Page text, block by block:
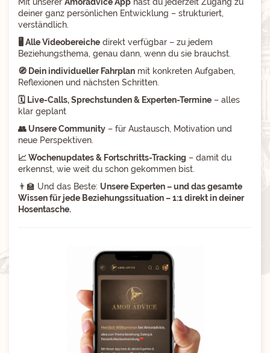
deiner ganz persönlichen Entwicklung – strukturiert,
verständlich.
🖥️ Alle Videobereiche direkt verfügbar – zu jedem
Beziehungsthema, genau dann, wenn du sie brauchst.
🧭 Dein individueller Fahrplan mit konkreten Aufgaben,
Reflexionen und nächsten Schritten.
🗓️ Live-Calls, Sprechstunden & Experten-Termine – alles
klar geplant
👥 Unsere Community – für Austausch, Motivation und
neue Perspektiven.
📈 Wochenupdates & Fortschritts-Tracking – damit du
erkennst, wie weit du schon gekommen bist.
👨‍🏫 Und das Beste: Unsere Experten – und das gesamte
Wissen für jede Beziehungssituation – 1:1 direkt in deiner
Hosentasche.